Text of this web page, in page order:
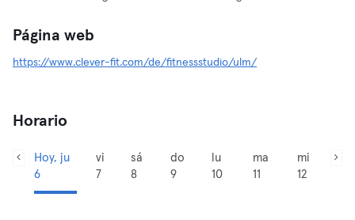
Página web
https://www.clever-fit.com/de/fitnessstudio/ulm/
Horario
Hoy, ju
6
vi
7
sá
8
do
9
lu
10
ma
11
mi
12